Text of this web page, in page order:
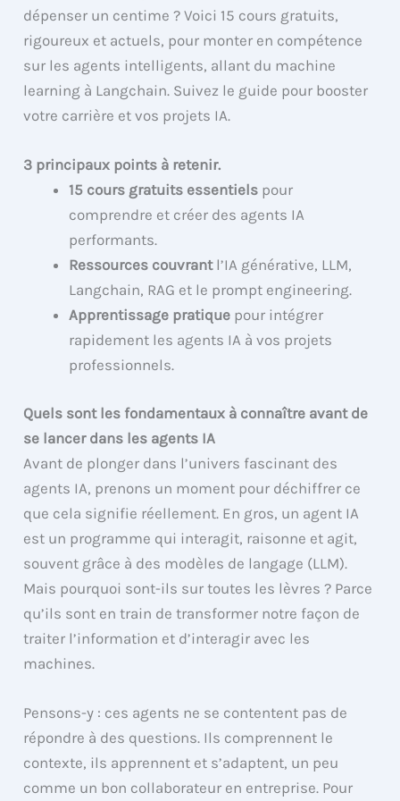
dépenser un centime ? Voici 15 cours gratuits,
rigoureux et actuels, pour monter en compétence
sur les agents intelligents, allant du machine
learning à Langchain. Suivez le guide pour booster
votre carrière et vos projets IA.
3 principaux points à retenir.
15 cours gratuits essentiels pour
comprendre et créer des agents IA
performants.
Ressources couvrantl’IA générative, LLM,
Langchain, RAG et le prompt engineering.
Apprentissage pratique pour intégrer
rapidement les agents IA à vos projets
professionnels.
Quels sont les fondamentaux à connaître avant de
se lancer dans les agents IA
Avant de plonger dans l’univers fascinant des
agents IA, prenons un moment pour déchiffrer ce
que cela signifie réellement. En gros, un agent IA
est un programme qui interagit, raisonne et agit,
souvent grâce à des modèles de langage (LLM).
Mais pourquoi sont-ils sur toutes les lèvres ? Parce
qu’ils sont en train de transformer notre façon de
traiter l’information et d’interagir avec les
machines.
Pensons-y : ces agents ne se contentent pas de
répondre à des questions. Ils comprennent le
contexte, ils apprennent et s’adaptent, un peu
comme un bon collaborateur en entreprise. Pour